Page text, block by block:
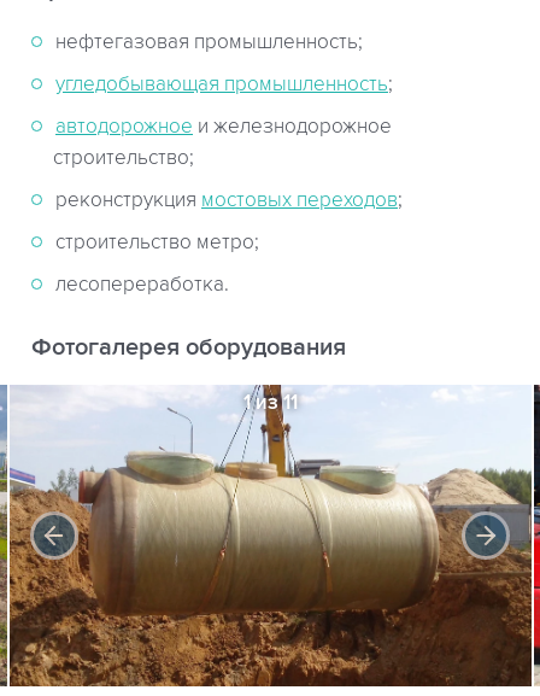
нефтегазовая промышленность;
угледобывающая промышленность;
автодорожное и железнодорожное
строительство;
реконструкция мостовых переходов;
строительство метро;
лесопереработка.
Фотогалерея оборудования
1 из 11